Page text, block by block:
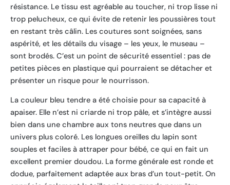
résistance. Le tissu est agréable au toucher, ni trop lisse ni
trop pelucheux, ce qui évite de retenir les poussières tout
en restant très câlin. Les coutures sont soignées, sans
aspérité, et les détails du visage – les yeux, le museau –
sont brodés. C’est un point de sécurité essentiel : pas de
petites pièces en plastique qui pourraient se détacher et
présenter un risque pour le nourrisson.
La couleur bleu tendre a été choisie pour sa capacité à
apaiser. Elle n’est ni criarde ni trop pâle, et s’intègre aussi
bien dans une chambre aux tons neutres que dans un
univers plus coloré. Les longues oreilles du lapin sont
souples et faciles à attraper pour bébé, ce qui en fait un
excellent premier doudou. La forme générale est ronde et
dodue, parfaitement adaptée aux bras d’un tout-petit. On